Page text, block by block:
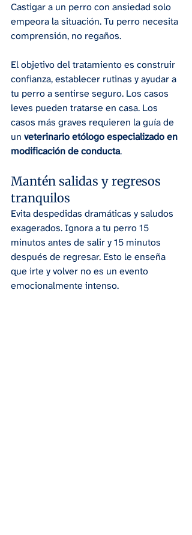
Castigar a un perro con ansiedad solo
empeora la situación. Tu perro necesita
comprensión, no regaños.
El objetivo del tratamiento es construir
confianza, establecer rutinas y ayudar a
tu perro a sentirse seguro. Los casos
leves pueden tratarse en casa. Los
casos más graves requieren la guía de
un veterinario etólogo especializado en
modificación de conducta.
Mantén salidas y regresos
tranquilos
Evita despedidas dramáticas y saludos
exagerados. Ignora a tu perro 15
minutos antes de salir y 15 minutos
después de regresar. Esto le enseña
que irte y volver no es un evento
emocionalmente intenso.